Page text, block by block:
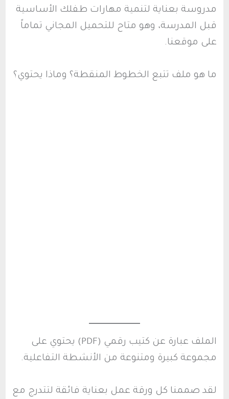
مدروسة بعناية لتنمية مهارات طفلك الأساسية
قبل المدرسة، وهو متاح للتحميل المجاني تماماً
على موقعنا.
ما هو ملف تتبع الخطوط المنقطة؟ وماذا يحتوي؟
الملف عبارة عن كتيب رقمي (PDF) يحتوي على
مجموعة كبيرة ومتنوعة من الأنشطة التفاعلية.
لقد صممنا كل ورقة عمل بعناية فائقة لتتدرج مع